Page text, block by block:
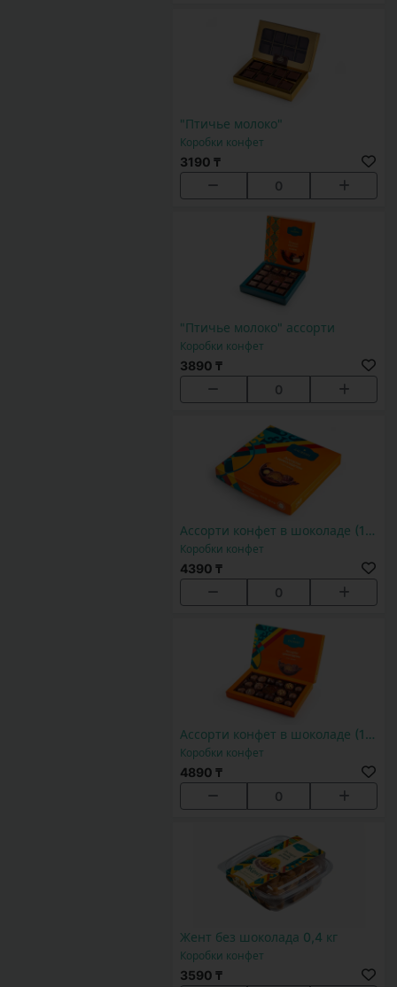
"Птичье молоко"
Коробки конфет
3190 ₸
0
"Птичье молоко" ассорти
Коробки конфет
3890 ₸
0
Ассорти конфет в шоколаде (14шт
Коробки конфет
4390 ₸
0
Ассорти конфет в шоколаде (16шт
Коробки конфет
4890 ₸
0
Жент без шоколада 0,4 кг
Коробки конфет
3590 ₸